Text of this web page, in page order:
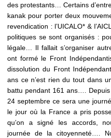
des protestants… Certains
kanak pour porter deux
revendication : l’UICALO* &
politiques se sont organisés :
légale… Il fallait s’organiser
ont formé le Front
dissolution du Front
ans ce n’est rien du tout dans
battu pendant 161 ans….
24 septembre ce sera une
le jour où la France a pris
qu’on a signé les accords,
journée de la citoyenneté….